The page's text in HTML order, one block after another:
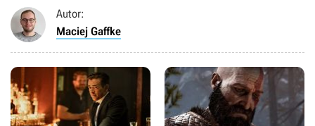
Autor:
Maciej Gaffke